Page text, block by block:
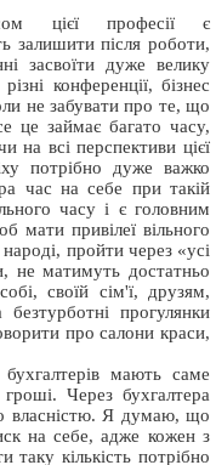
цієї професії є
залишити після роботи,
засвоїти дуже велику
конференції, бізнес
не забувати про те, що
це займає багато часу,
на всі перспективи цієї
потрібно дуже важко
час на себе при такій
часу і є головним
привілеї вільного
пройти через «усі
не матимуть достатньо
своїй сім'ї, друзям,
прогулянки
про салони краси,
мають саме
Через бухгалтера
власністю. Я думаю, що
на себе, адже кожен з
кількість потрібно